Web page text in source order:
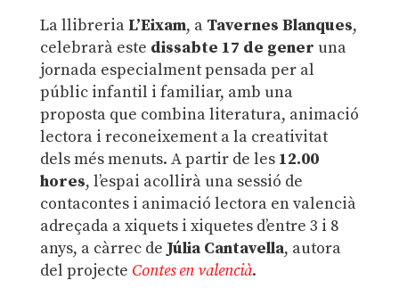
La llibreria L’Eixam, a Tavernes Blanques,
celebrarà este dissabte 17 de gener una
jornada especialment pensada per al
públic infantil i familiar, amb una
proposta que combina literatura, animació
lectora i reconeixement a la creativitat
dels més menuts. A partir de les 12.00
hores, l’espai acollirà una sessió de
contacontes i animació lectora en valencià
adreçada a xiquets i xiquetes d’entre 3 i 8
anys, a càrrec de Júlia Cantavella, autora
del projecte Contes en valencià.